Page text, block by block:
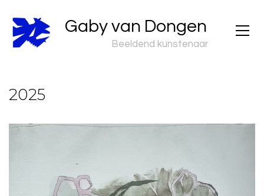
Gaby van Dongen
Beeldend kunstenaar
2025